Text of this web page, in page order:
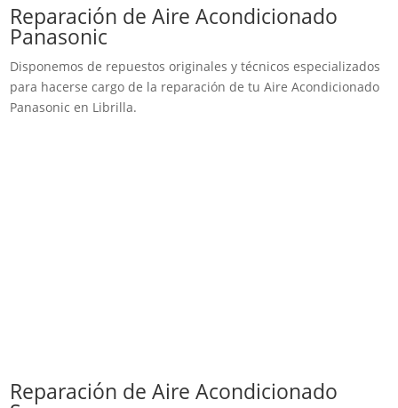
Reparación de Aire Acondicionado
Panasonic
Disponemos de repuestos originales y técnicos especializados
para hacerse cargo de la reparación de tu Aire Acondicionado
Panasonic en Librilla.
Reparación de Aire Acondicionado